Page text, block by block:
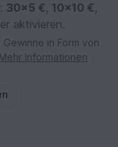
30×5 €, 10×10 €,
aktivieren.
in Form von
Mehr Informationen